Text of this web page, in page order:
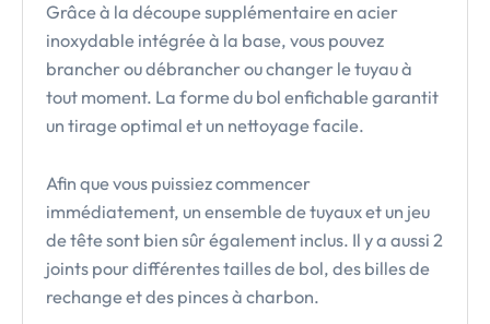
Grâce à la découpe supplémentaire en acier
inoxydable intégrée à la base, vous pouvez
brancher ou débrancher ou changer le tuyau à
tout moment. La forme du bol enfichable garantit
un tirage optimal et un nettoyage facile.
Afin que vous puissiez commencer
immédiatement, un ensemble de tuyaux et un jeu
de tête sont bien sûr également inclus. Il y a aussi 2
joints pour différentes tailles de bol, des billes de
rechange et des pinces à charbon.